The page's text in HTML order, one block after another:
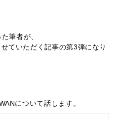
筆者が、
ていただく記事の第3弾になり
について話します。